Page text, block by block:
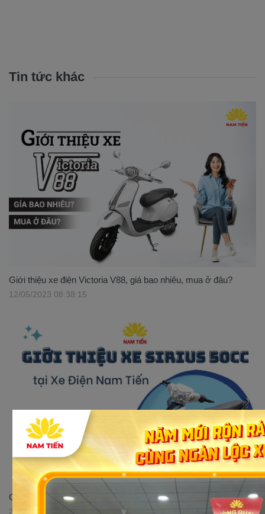
Tin tức khác
Giới thiệu xe điện Victoria V88, giá bao nhiêu, mua ở đâu?
12/05/2023 08:38:15
Giới thiệu xe số 50cc Sirius Victoria tại Xe điện Nam Tiến
29/05/2023 16:52:51